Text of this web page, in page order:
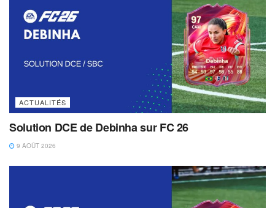
ACTUALITÉS
Solution DCE de Debinha sur FC 26
9 AOÛT 2026